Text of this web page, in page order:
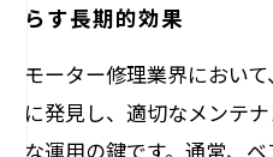
らす長期的効果
モーター修理業界におい
に発見し、適切なメンテ
な運用の鍵です。通常、